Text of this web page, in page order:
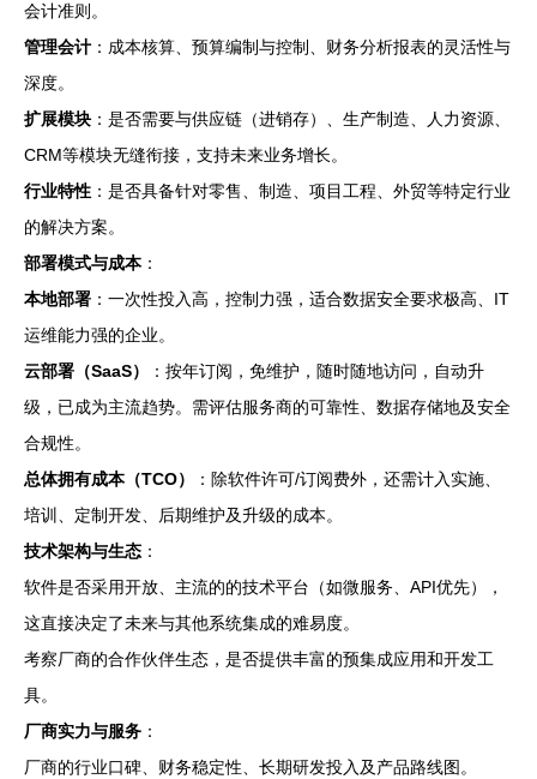
会计准则。
管理会计 ：成本核算、预算编制与控制、财务分析报表的灵活性与
深度。
扩展模块 ：是否需要与供应链（进销存）、生产制造、人力资源、
CRM等模块无缝衔接，支持未来业务增长。
行业特性 ：是否具备针对零售、制造、项目工程、外贸等特定行业
的解决方案。
部署模式与成本：
本地部署 ：一次性投入高，控制力强，适合数据安全要求极高、IT
运维能力强的企业。
云部署（SaaS）
：按年订阅，免维护，随时随地访问，自动升
级，已成为主流趋势。需评估服务商的可靠性、数据存储地及安全
合规性。
总体拥有成本（TCO）
：除软件许可/订阅费外，还需计入实施、
培训、定制开发、后期维护及升级的成本。
技术架构与生态 ：
软件是否采用开放、主流的的技术平台（如微服务、API优先），
这直接决定了未来与其他系统集成的难易度。
考察厂商的合作伙伴生态，是否提供丰富的预集成应用和开发工
具。
厂商实力与服务 ：
厂商的行业口碑、财务稳定性、长期研发投入及产品路线图。